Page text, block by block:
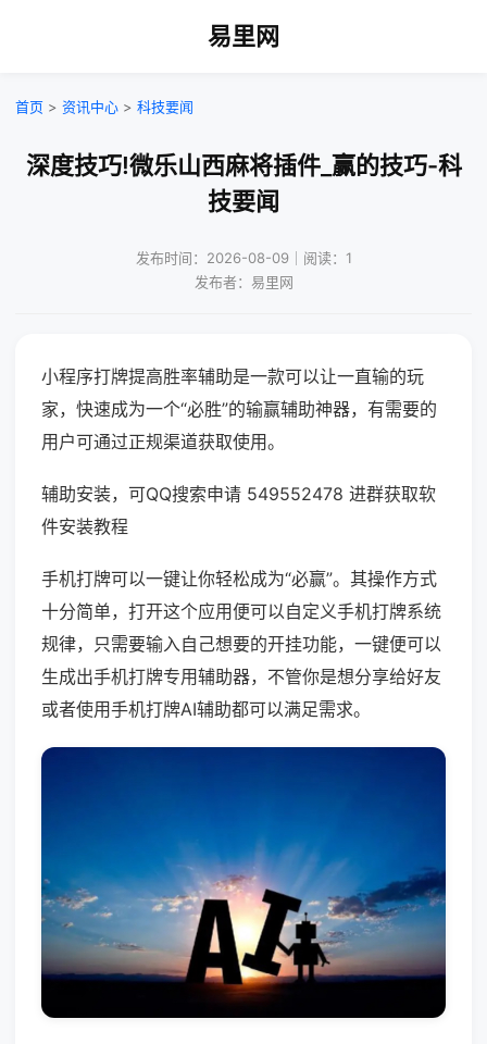
易里网
首页 > 资讯中心 > 科技要闻
深度技巧!微乐山西麻将插件_赢的技巧-科
技要闻
发布时间：2026-08-09｜阅读：1
发布者：易里网
小程序打牌提高胜率辅助是一款可以让一直输的玩
家，快速成为一个“必胜”的输赢辅助神器，有需要的
用户可通过正规渠道获取使用。
辅助安装，可QQ搜索申请 549552478 进群获取软
件安装教程
手机打牌可以一键让你轻松成为“必赢”。其操作方式
十分简单，打开这个应用便可以自定义手机打牌系统
规律，只需要输入自己想要的开挂功能，一键便可以
生成出手机打牌专用辅助器，不管你是想分享给好友
或者使用手机打牌AI辅助都可以满足需求。